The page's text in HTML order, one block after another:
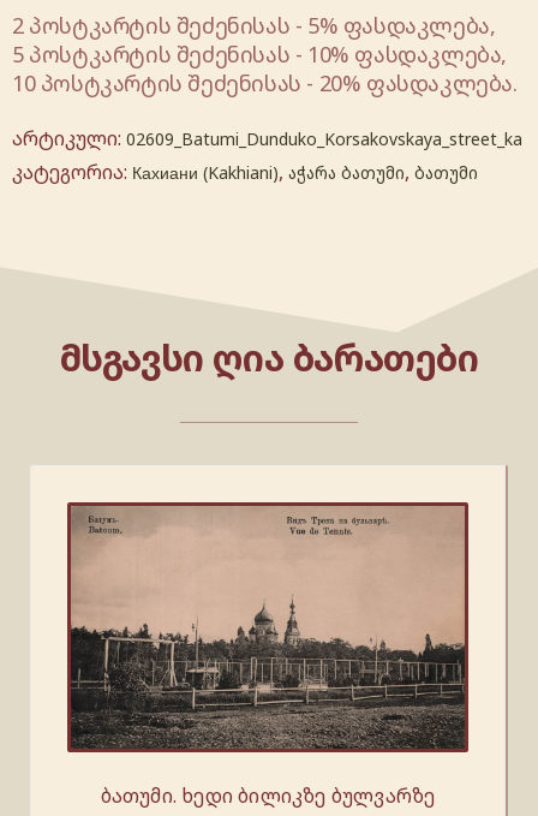
2 პოსტკარტის შეძენისას - 5% ფასდაკლება,
5 პოსტკარტის შეძენისას - 10% ფასდაკლება,
10 პოსტკარტის შეძენისას - 20% ფასდაკლება.
არტიკული: 02609_Batumi_Dunduko_Korsakovskaya_street_ka
კატეგორია: Кахиани (Kakhiani), აჭარა ბათუმი, ბათუმი
ᲛᲡᲒᲐᲕᲡᲘ ᲦᲘᲐ ᲑᲐᲠᲐᲗᲔᲑᲘ
ბათუმი. ხედი ბილიკზე ბულვარზე